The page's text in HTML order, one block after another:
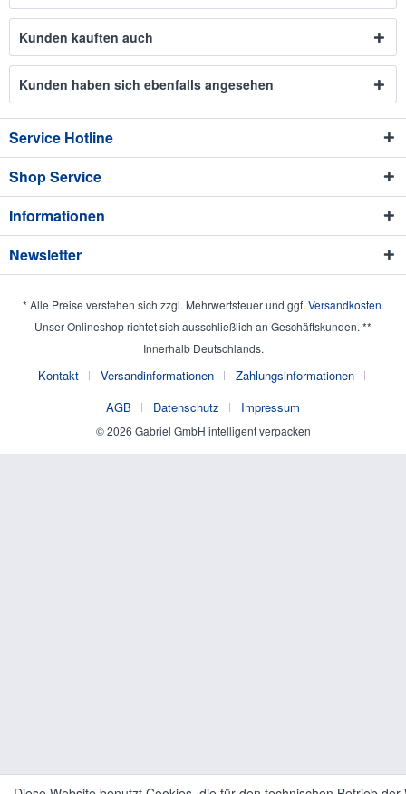
Kunden kauften auch
Kunden haben sich ebenfalls angesehen
Service Hotline
Shop Service
Informationen
Newsletter
* Alle Preise verstehen sich zzgl. Mehrwertsteuer und ggf. Versandkosten.
Unser Onlineshop richtet sich ausschließlich an Geschäftskunden. **
Innerhalb Deutschlands.
Kontakt Versandinformationen
Zahlungsinformationen
AGB
Datenschutz Impressum
© 2026 Gabriel GmbH intelligent verpacken